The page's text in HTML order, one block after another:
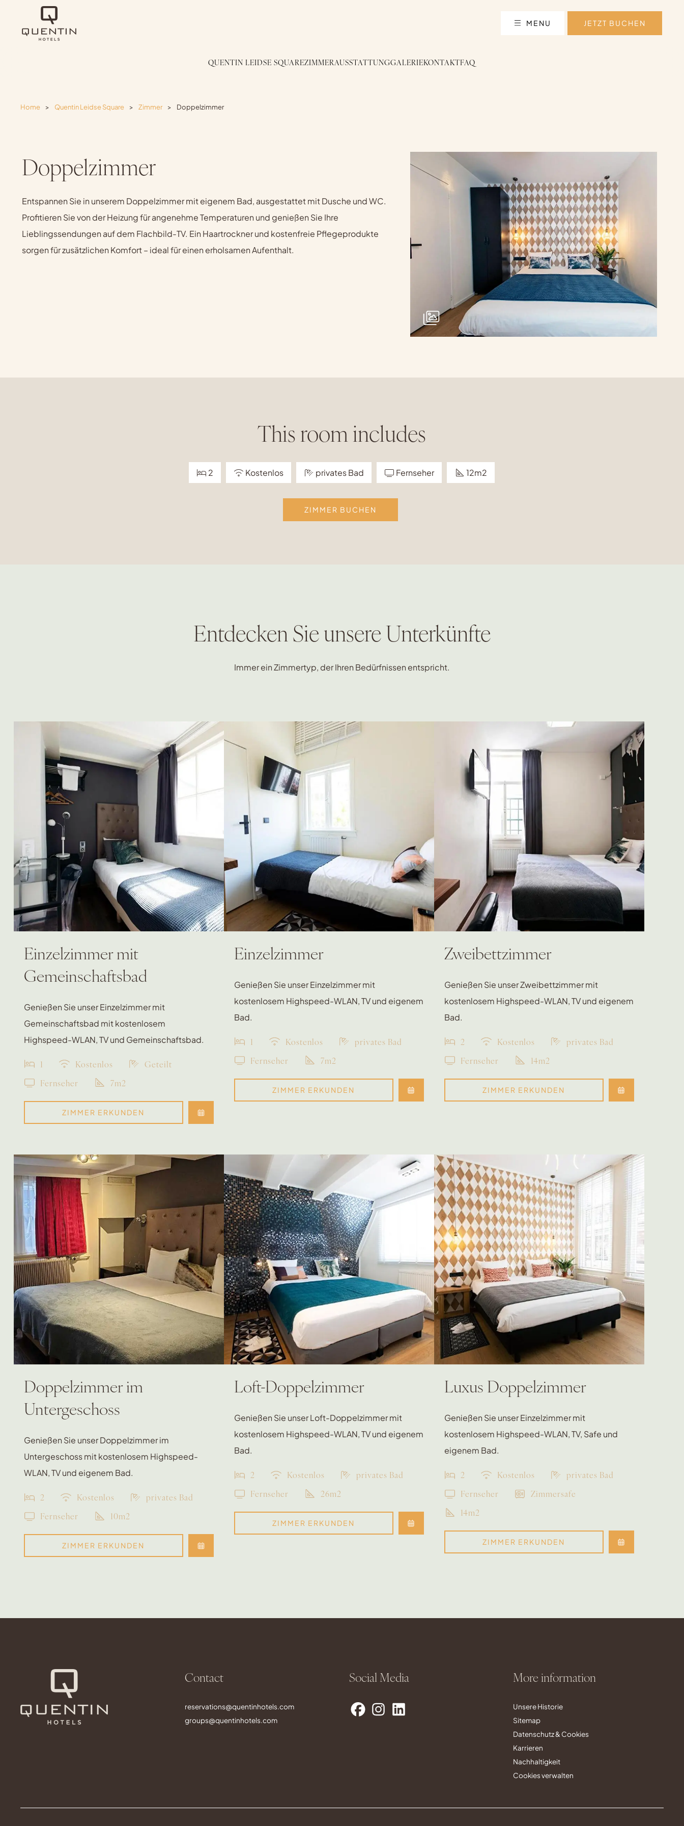
JETZT BUCHEN
MENU
QUENTIN LEIDSE SQUAREZIMMERAUSSTATTUNGGALERIEKONTAKTFAQ
Home > Quentin Leidse Square > Zimmer > Doppelzimmer
Doppelzimmer
Entspannen Sie in unserem Doppelzimmer mit eigenem Bad, ausgestattet mit Dusche und WC.
Profitieren Sie von der Heizung für angenehme Temperaturen und genießen Sie Ihre
Lieblingssendungen auf dem Flachbild-TV. Ein Haartrockner und kostenfreie Pflegeprodukte
sorgen für zusätzlichen Komfort – ideal für einen erholsamen Aufenthalt.
This room includes
2 Kostenlos privates Bad Fernseher 12m2
ZIMMER BUCHEN
Entdecken Sie unsere Unterkünfte
Immer ein Zimmertyp, der Ihren Bedürfnissen entspricht.
Einzelzimmer mit
Gemeinschaftsbad
Genießen Sie unser Einzelzimmer mit
Gemeinschaftsbad mit kostenlosem
Highspeed-WLAN, TV und Gemeinschaftsbad.
1 Kostenlos
Geteilt
Fernseher
7m2
ZIMMER ERKUNDEN
Einzelzimmer
Genießen Sie unser Einzelzimmer mit
kostenlosem Highspeed-WLAN, TV und eigenem
Bad.
1 Kostenlos
privates Bad
Fernseher
7m2
ZIMMER ERKUNDEN
Zweibettzimmer
Genießen Sie unser Zweibettzimmer mit
kostenlosem Highspeed-WLAN, TV und eigenem
Bad.
2 Kostenlos
privates Bad
Fernseher
14m2
ZIMMER ERKUNDEN
Doppelzimmer im
Untergeschoss
Genießen Sie unser Doppelzimmer im
Untergeschoss mit kostenlosem Highspeed-
WLAN, TV und eigenem Bad.
2 Kostenlos
privates Bad
Fernseher
10m2
ZIMMER ERKUNDEN
Loft-Doppelzimmer
Genießen Sie unser Loft-Doppelzimmer mit
kostenlosem Highspeed-WLAN, TV und eigenem
Bad.
2 Kostenlos
privates Bad
Fernseher
26m2
ZIMMER ERKUNDEN
Luxus Doppelzimmer
Genießen Sie unser Einzelzimmer mit
kostenlosem Highspeed-WLAN, TV, Safe und
eigenem Bad.
2 Kostenlos
privates Bad
Fernseher
Zimmersafe
14m2
ZIMMER ERKUNDEN
Contact
reservations@quentinhotels.com
groups@quentinhotels.com
Social Media More information
Unsere Historie
Sitemap
Datenschutz & Cookies
Karrieren
Nachhaltigkeit
Cookies verwalten